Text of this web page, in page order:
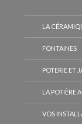
LA
FONTAINES
POTERIE ET
LA POTIÈRE
VOS